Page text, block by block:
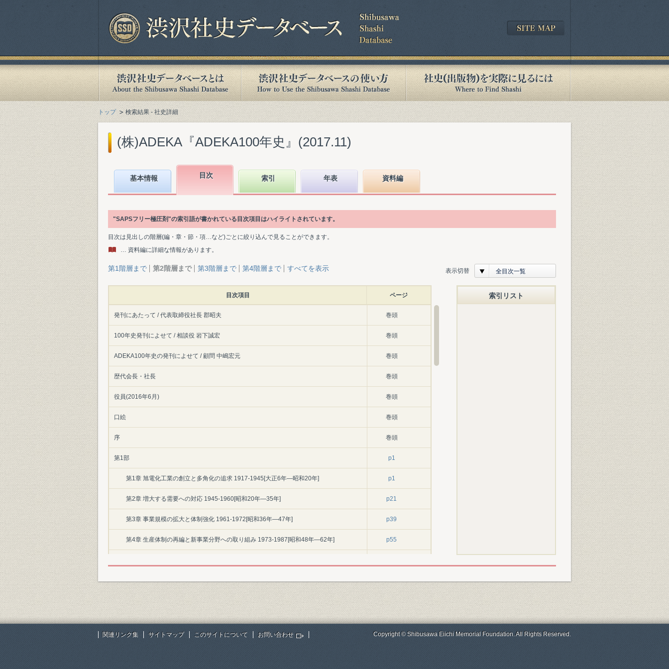
トップ 検索結果 - 社史詳細
(株)ADEKA『ADEKA100年史』(2017.11)
基本情報 目次 索引 年表 資料編
"SAPSフリー極圧剤"の索引語が書かれている目次項目はハイライトされています。
目次は見出しの階層(編・章・節・項…など)ごとに絞り込んで見ることができます。
… 資料編に詳細な情報があります。
第1階層まで 第2階層まで 第3階層まで 第4階層まで すべてを表示 表示切替 全目次一覧
目次項目 ページ
発刊にあたって / 代表取締役社長 郡昭夫 巻頭
100年史発刊によせて / 相談役 岩下誠宏 巻頭
ADEKA100年史の発刊によせて / 顧問 中嶋宏元 巻頭
歴代会長・社長 巻頭
役員(2016年6月) 巻頭
口絵 巻頭
序 巻頭
第1部 p1
第1章 旭電化工業の創立と多角化の追求 1917-1945[大正6年―昭和20年] p1
第2章 増大する需要への対応 1945-1960[昭和20年―35年] p21
第3章 事業規模の拡大と体制強化 1961-1972[昭和36年―47年] p39
第4章 生産体制の再編と新事業分野への取り組み 1973-1987[昭和48年―62年] p55
第5章 新たな成長分野の模索 1987-1996[昭和62年―平成8年] p72
第6章 経営革新による高収益企業への飛躍 1996-2006[平成8年―18年] p106
第7章 海外事業の拡大と成長への基盤強化 2006-2012[平成18年―24年] p162
索引リスト
関連リンク集 サイトマップ このサイトについて お問い合わせ Copyright © Shibusawa Eiichi Memorial Foundation. All Rights Reserved.